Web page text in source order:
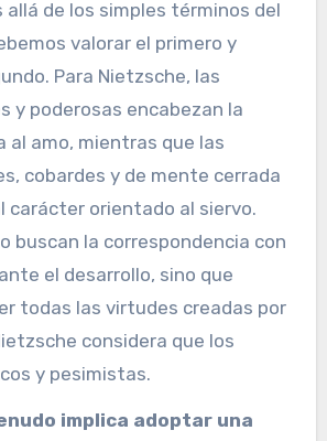
allá de los simples términos del
valorar el primero y
Para Nietzsche, las
y poderosas encabezan la
al amo, mientras que las
cobardes y de mente cerrada
carácter orientado al siervo.
buscan la correspondencia con
el desarrollo, sino que
todas las virtudes creadas por
considera que los
y pesimistas.
implica adoptar una